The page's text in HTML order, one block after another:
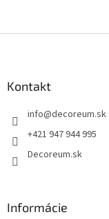
Kontakt
info@decoreum.sk
+421 947 944 995
Decoreum.sk
Informácie